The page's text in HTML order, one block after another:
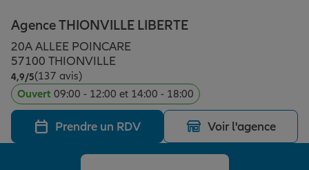
Assurance animal de compagnie
Protection juridique
Plan épargne retraite
Assurance vie
Placements financiers
Vos projets
Partir en vacances
Déménager
Conseil assurance
Agence THIONVILLE LIBERTE
20A ALLEE POINCARE
57100 THIONVILLE
4,9/5Note de 4.9 sur 5
(137 avis)
Ouvert 09:00 - 12:00 et 14:00 - 18:00
Prendre un RDV Voir l'agence